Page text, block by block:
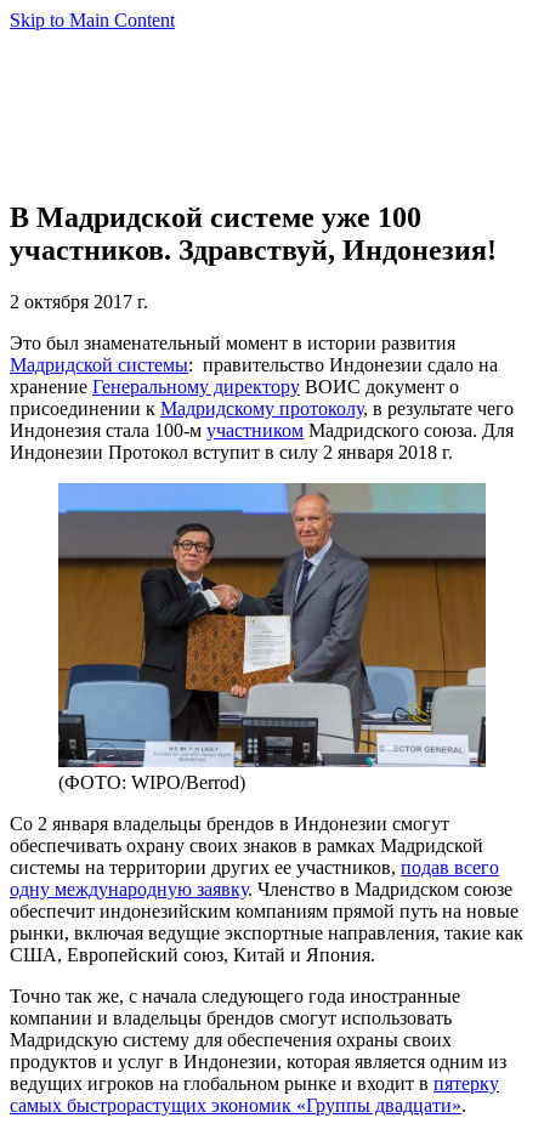
Skip to Main Content
В Мадридской системе уже 100
участников. Здравствуй, Индонезия!
2 октября 2017 г.
Это был знаменательный момент в истории развития
Мадридской системы: правительство Индонезии сдало на
хранение Генеральному директору ВОИС документ о
присоединении к Мадридскому протоколу, в результате чего
Индонезия стала 100-м участником Мадридского союза. Для
Индонезии Протокол вступит в силу 2 января 2018 г.
(ФОТО: WIPO/Berrod)
Со 2 января владельцы брендов в Индонезии смогут
обеспечивать охрану своих знаков в рамках Мадридской
системы на территории других ее участников, подав всего
одну международную заявку. Членство в Мадридском союзе
обеспечит индонезийским компаниям прямой путь на новые
рынки, включая ведущие экспортные направления, такие как
США, Европейский союз, Китай и Япония.
Точно так же, с начала следующего года иностранные
компании и владельцы брендов смогут использовать
Мадридскую систему для обеспечения охраны своих
продуктов и услуг в Индонезии, которая является одним из
ведущих игроков на глобальном рынке и входит в пятерку
самых быстрорастущих экономик «Группы двадцати».